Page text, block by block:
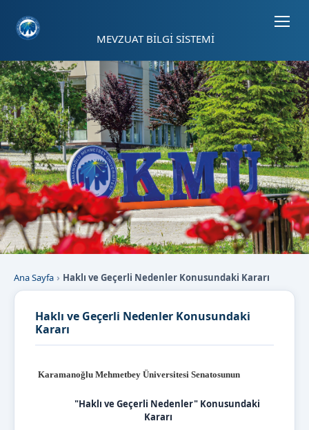
MEVZUAT BİLGİ SİSTEMİ
Ana Sayfa Haklı ve Geçerli Nedenler Konusundaki Kararı
Haklı ve Geçerli Nedenler Konusundaki
Kararı
Karamanoğlu Mehmetbey Üniversitesi Senatosunun
"Haklı ve Geçerli Nedenler" Konusundaki
Kararı